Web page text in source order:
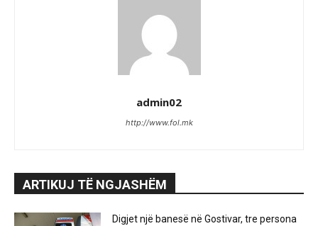
admin02
http://www.fol.mk
ARTIKUJ TË NGJASHËM
Digjet një banesë në Gostivar, tre persona